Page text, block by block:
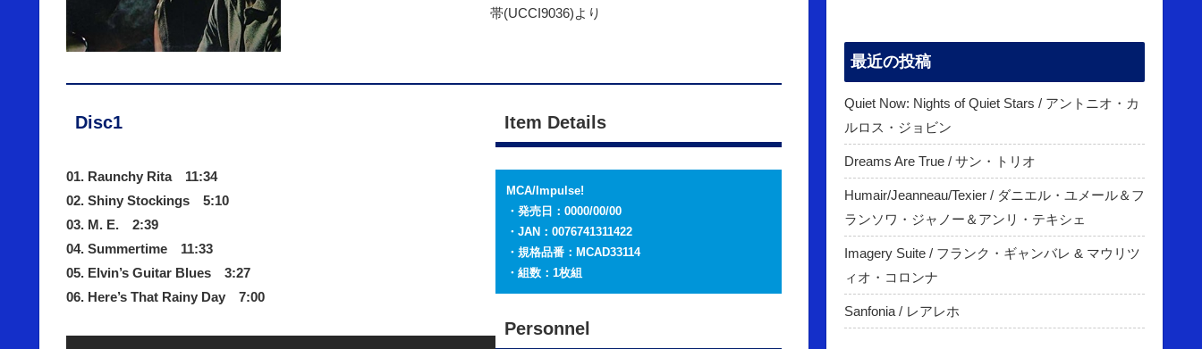
帯(UCCI9036)より
Disc1
01. Raunchy Rita 11:34
02. Shiny Stockings 5:10
03. M. E. 2:39
04. Summertime 11:33
05. Elvin’s Guitar Blues 3:27
06. Here’s That Rainy Day 7:00
Item Details
MCA/Impulse!
・発売日：0000/00/00
・JAN：0076741311422
・規格品番：MCAD33114
・組数：1枚組
Personnel
最近の投稿
Quiet Now: Nights of Quiet Stars / アントニオ・カ
ルロス・ジョビン
Dreams Are True / サン・トリオ
Humair/Jeanneau/Texier / ダニエル・ユメール＆フ
ランソワ・ジャノー＆アンリ・テキシェ
Imagery Suite / フランク・ギャンバレ & マウリツ
ィオ・コロンナ
Sanfonia / レアレホ